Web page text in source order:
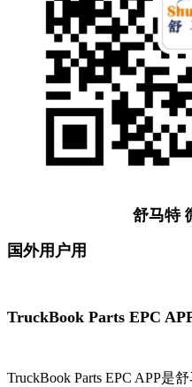
舒马特
国外用户用
TruckBook Parts EPC
TruckBook Parts EPC APP是